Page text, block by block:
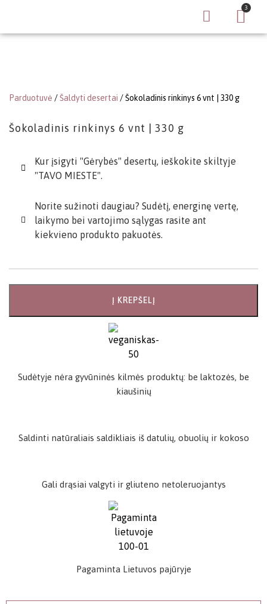
Parduotuvė /Šaldyti desertai / Šokoladinis rinkinys 6 vnt | 330 g
Šokoladinis rinkinys 6 vnt | 330 g
Kur įsigyti "Gėrybės" desertų, ieškokite skiltyje
"TAVO MIESTE".
Norite sužinoti daugiau? Sudėtį, energinę vertę,
laikymo bei vartojimo sąlygas rasite ant
kiekvieno produkto pakuotės.
Į KREPŠELĮ
Sudėtyje nėra gyvūninės kilmės produktų: be laktozės, be
kiaušinių
Saldinti natūraliais saldikliais iš datulių, obuolių ir kokoso
Gali drąsiai valgyti ir gliuteno netoleruojantys
Pagaminta Lietuvos pajūryje